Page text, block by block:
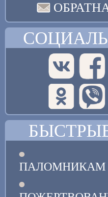
ПАЛОМНИКАМ